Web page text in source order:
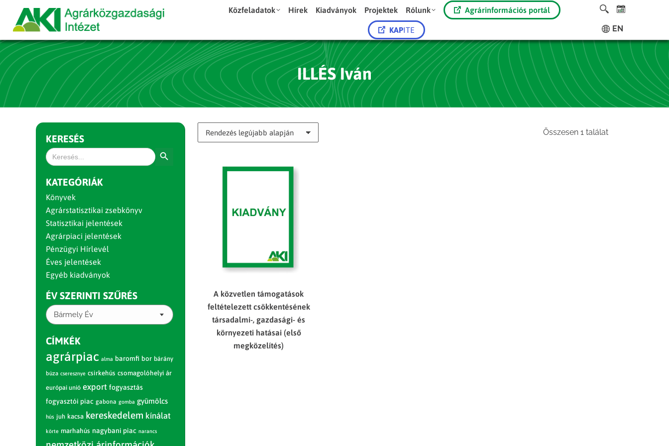
Közfeladatok Hírek Kiadványok Projektek Rólunk Agrárinformációs portál
KAPITE EN
ILLÉS Iván
Összesen 1 találat
A közvetlen támogatások
feltételezett csökkentésének
társadalmi-, gazdasági- és
környezeti hatásai (első
megközelítés)
KERESÉS
Search
for:
KATEGÓRIÁK
Könyvek
Agrárstatisztikai zsebkönyv
Statisztikai jelentések
Agrárpiaci jelentések
Pénzügyi Hírlevél
Éves jelentések
Egyéb kiadványok
ÉV SZERINTI SZŰRÉS
Bármely Év
CÍMKÉK
agrárpiac alma baromfi bor bárány
búza cseresznye csirkehús csomagolóhelyi ár
európai unió export fogyasztás
fogyasztói piac gabona gomba gyümölcs
hús juh kacsa kereskedelem kínálat
körte marhahús nagybani piac narancs